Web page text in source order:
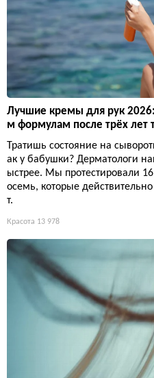
Лучшие кремы для рук
м формулам после трёх лет
Тратишь состояние на
ак у бабушки? Дерматологи
ыстрее. Мы протестировали
осемь, которые
т.
Красота 13 978